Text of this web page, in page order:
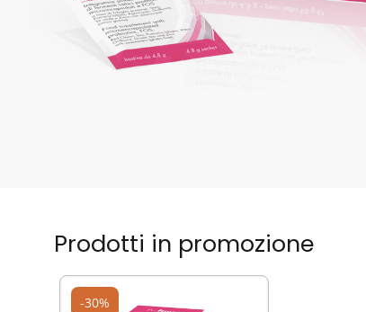
Prodotti in promozione
-30%